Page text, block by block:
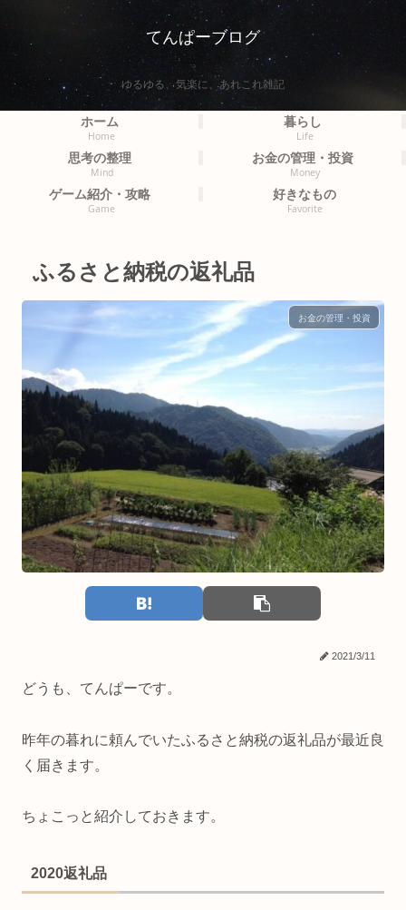
てんぱーブログ
ゆるゆる、気楽に、あれこれ雑記
ホーム
Home
暮らし
Life
思考の整理
Mind
お金の管理・投資
Money
ゲーム紹介・攻略
Game
好きなもの
Favorite
ふるさと納税の返礼品
お金の管理・投資
2021/3/11
どうも、てんぱーです。
昨年の暮れに頼んでいたふるさと納税の返礼品が最近良
く届きます。
ちょこっと紹介しておきます。
2020返礼品